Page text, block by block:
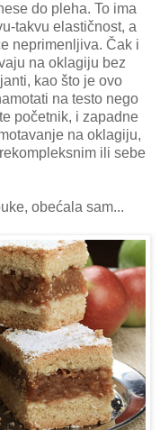
do pleha. To ima
takvu elastičnost, a
neprimenljiva. Čak i
na oklagiju bez
kao što je ovo
na testo nego
početnik, i zapadne
na oklagiju,
ili sebe
obećala sam...